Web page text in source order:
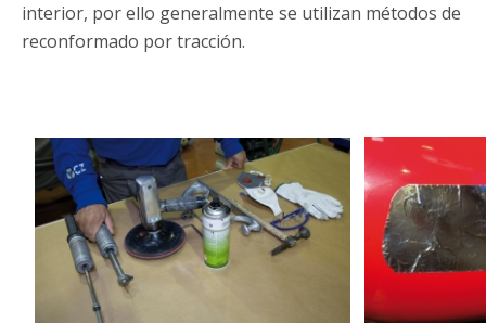
interior, por ello generalmente se utilizan métodos de
reconformado por tracción.